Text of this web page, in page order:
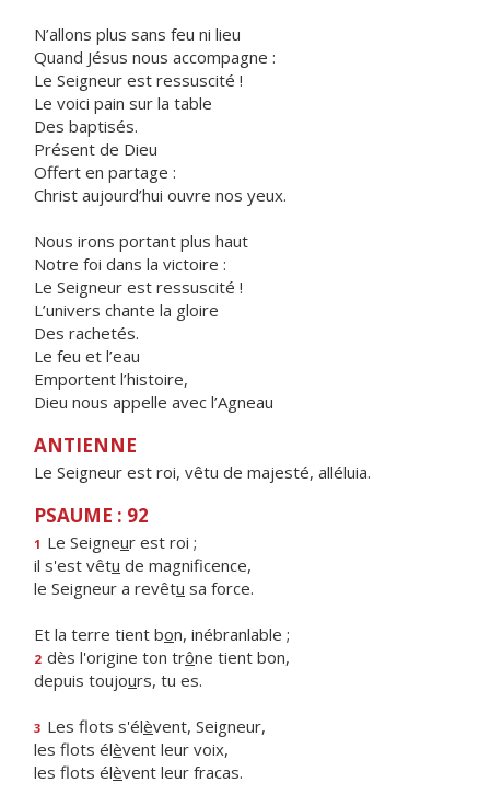
N’allons plus sans feu ni lieu
Quand Jésus nous accompagne :
Le Seigneur est ressuscité !
Le voici pain sur la table
Des baptisés.
Présent de Dieu
Offert en partage :
Christ aujourd’hui ouvre nos yeux.
Nous irons portant plus haut
Notre foi dans la victoire :
Le Seigneur est ressuscité !
L’univers chante la gloire
Des rachetés.
Le feu et l’eau
Emportent l’histoire,
Dieu nous appelle avec l’Agneau
ANTIENNE
Le Seigneur est roi, vêtu de majesté, alléluia.
PSAUME : 92
1 Le Seigneur est roi ;
il s'est vêtu de magnificence,
le Seigneur a revêtu sa force.
Et la terre tient bon, inébranlable ;
2 dès l'origine ton trône tient bon,
depuis toujours, tu es.
3 Les flots s'élèvent, Seigneur,
les flots élèvent leur voix,
les flots élèvent leur fracas.